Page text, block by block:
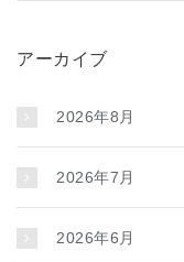
アーカイブ
2026年8月
2026年7月
2026年6月